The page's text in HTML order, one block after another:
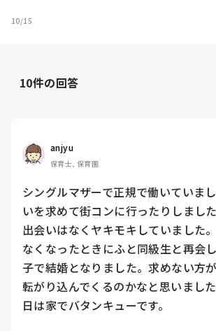
10/15
10件の回答
anjyu
保育士, 保育園
シングルマザーで正規で働いていま
いを求めて街コンに行ったりしまし
出会いはなくヤキモキしていました
なくなったときにふと同級生と再会
子で結婚となりました。求めない方
転がり込んでくるのかなと思いまし
日は家でバタンキューです。